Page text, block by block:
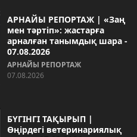
АРНАЙЫ РЕПОРТАЖ | «Заң
мен тәртіп»: жастарға
арналған танымдық шара -
07.08.2026
АРНАЙЫ РЕПОРТАЖ
07.08.2026
БҮГІНГІ ТАҚЫРЫП |
Өңірдегі ветеринариялық